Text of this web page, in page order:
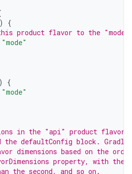
)
{
product flavor to the "mode"
"mode"
)
{
"mode"
in the "api" product flavors
defaultConfig block.
dimensions based on the
property, with the
the second, and so on.